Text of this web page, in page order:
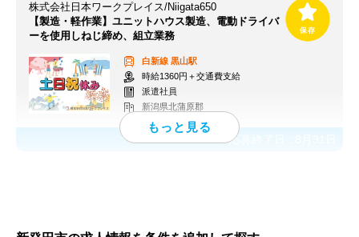
株式会社日本ワークプレイス/Niigata650
【製造・軽作業】ユニットハウス製造、電動ドライバ
ーを使用しねじ締め、組立業務
白新線 黒山駅
時給1360円＋交通費支給
派遣社員
新潟県北蒲原郡
応募終了日：